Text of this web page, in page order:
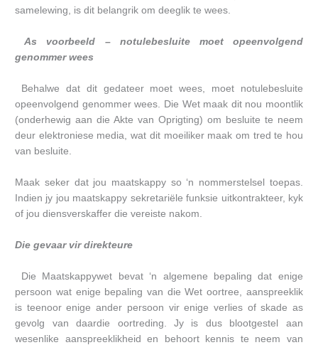
samelewing, is dit belangrik om deeglik te wees.
As voorbeeld – notulebesluite moet opeenvolgend
genommer wees
Behalwe dat dit gedateer moet wees, moet notulebesluite
opeenvolgend genommer wees. Die Wet maak dit nou moontlik
(onderhewig aan die Akte van Oprigting) om besluite te neem
deur elektroniese media, wat dit moeiliker maak om tred te hou
van besluite.
Maak seker dat jou maatskappy so ‘n nommerstelsel toepas.
Indien jy jou maatskappy sekretariële funksie uitkontrakteer, kyk
of jou diensverskaffer die vereiste nakom.
Die gevaar vir direkteure
Die Maatskappywet bevat ‘n algemene bepaling dat enige
persoon wat enige bepaling van die Wet oortree, aanspreeklik
is teenoor enige ander persoon vir enige verlies of skade as
gevolg van daardie oortreding. Jy is dus blootgestel aan
wesenlike aanspreeklikheid en behoort kennis te neem van